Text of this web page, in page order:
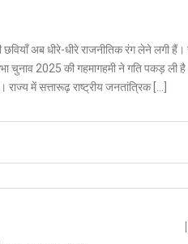
अब धीरे-धीरे राजनीतिक रंग लेने लगी हैं।
चुनाव 2025 की गहमागहमी ने गति पकड़ ली
राज्य में सत्तारूढ़ राष्ट्रीय जनतांत्रिक […]